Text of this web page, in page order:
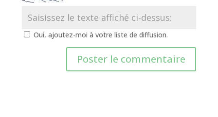
Oui, ajoutez-moi à votre liste de diffusion.